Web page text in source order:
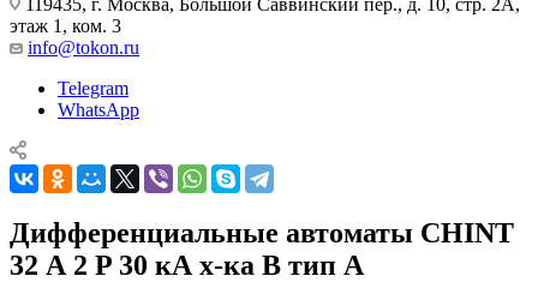
119435, г. Москва, Большой Саввинский пер., д. 10, стр. 2А,
этаж 1, ком. 3
info@tokon.ru
Telegram
WhatsApp
Дифференциальные автоматы CHINT
32 А 2 P 30 кА х-ка B тип A